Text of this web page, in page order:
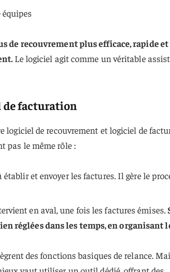
de recouvrement plus efficace, rapide
Le logiciel agit comme un véritable
de facturation
logiciel de recouvrement et logiciel de
pas le même rôle :
et envoyer les factures. Il gère le
en aval, une fois les factures émises.
réglées dans les temps, en organisant
des fonctions basiques de relance.